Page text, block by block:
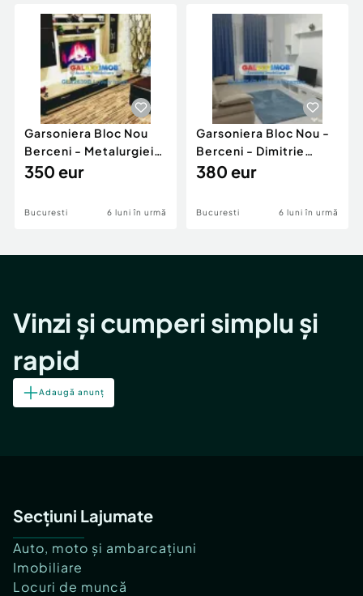
Servicii
Animale de companie
Afaceri și echipamente profesionale
Inchiriere Bunuri si Vehicule
Utilaje agricole si industriale
Piese auto si accesorii
Dacia Duster
Garsoniera Bloc Nou
Berceni - Metalurgiei
Park - Postalionul
350 eur
Bucuresti 6 luni în urmă
Garsoniera Bloc Nou -
Berceni - Dimitrie
Leonida
380 eur
Bucuresti 6 luni în urmă
Vinzi și cumperi simplu și
rapid
Adaugă anunț
Secțiuni Lajumate
Auto, moto și ambarcațiuni
Imobiliare
Locuri de muncă